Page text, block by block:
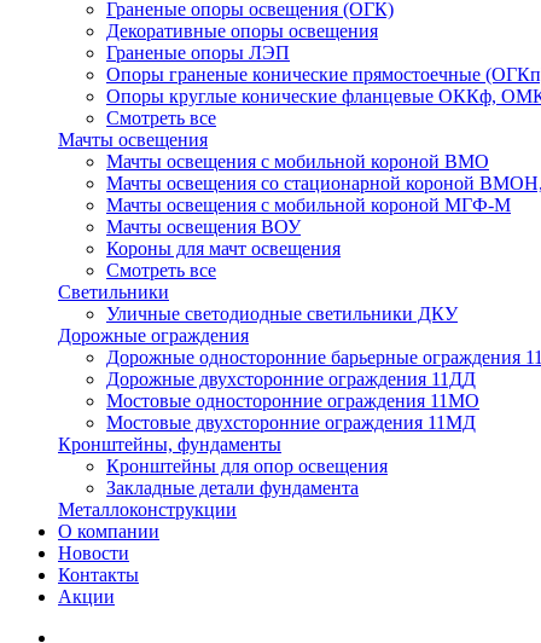
Граненые опоры освещения (ОГК)
Декоративные опоры освещения
Граненые опоры ЛЭП
Опоры граненые конические прямостоечные
Опоры круглые конические фланцевые ОККф,
Смотреть все
Мачты освещения
Мачты освещения с мобильной короной ВМО
Мачты освещения со стационарной короной
Мачты освещения с мобильной короной МГФ-М
Мачты освещения ВОУ
Короны для мачт освещения
Смотреть все
Светильники
Уличные светодиодные светильники ДКУ
Дорожные ограждения
Дорожные oдносторонние барьерные ограждения
Дорожные двухсторонние ограждения 11ДД
Мостовые односторонние ограждения 11МО
Мостовые двухсторонние ограждения 11МД
Кронштейны, фундаменты
Кронштейны для опор освещения
Закладные детали фундамента
Металлоконструкции
О компании
Новости
Контакты
Акции